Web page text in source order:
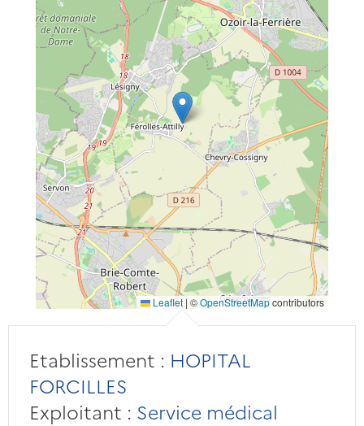
Leaflet | ©OpenStreetMapcontributors
Etablissement : HOPITAL
FORCILLES
Exploitant : Service médical